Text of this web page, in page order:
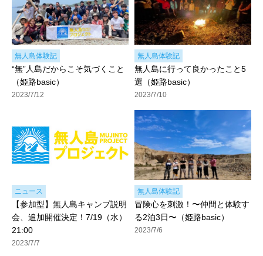
無人島体験記
“無”人島だからこそ気づくこと
（姫路basic）
2023/7/12
無人島体験記
無人島に行って良かったこと5
選（姫路basic）
2023/7/10
ニュース
【参加型】無人島キャンプ説明
会、追加開催決定！7/19（水）
21:00
2023/7/7
無人島体験記
冒険心を刺激！〜仲間と体験す
る2泊3日〜（姫路basic）
2023/7/6